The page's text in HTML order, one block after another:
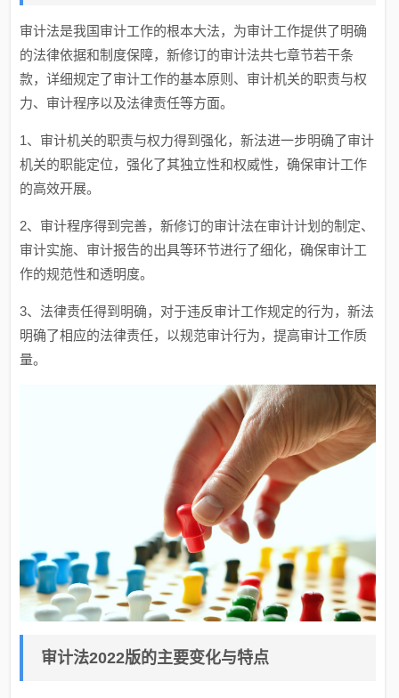
审计法是我国审计工作的根本大法，为审计工作提供了明确
的法律依据和制度保障，新修订的审计法共七章节若干条
款，详细规定了审计工作的基本原则、审计机关的职责与权
力、审计程序以及法律责任等方面。
1、审计机关的职责与权力得到强化，新法进一步明确了审计
机关的职能定位，强化了其独立性和权威性，确保审计工作
的高效开展。
2、审计程序得到完善，新修订的审计法在审计计划的制定、
审计实施、审计报告的出具等环节进行了细化，确保审计工
作的规范性和透明度。
3、法律责任得到明确，对于违反审计工作规定的行为，新法
明确了相应的法律责任，以规范审计行为，提高审计工作质
量。
审计法2022版的主要变化与特点